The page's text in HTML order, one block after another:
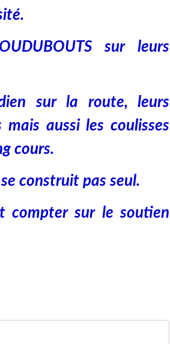
sur leurs
sur la route, leurs
aussi les coulisses
cours.
construit pas seul.
compter sur le soutien